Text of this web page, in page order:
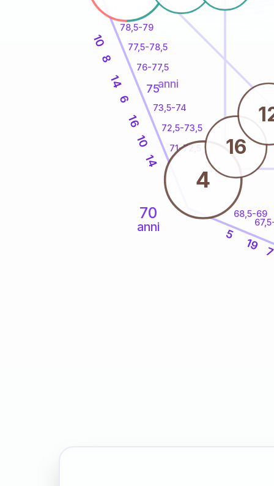
70
anni
68,5-69
71-72,5
72,5-73,5
73,5-74
76-77,5
77,5-78,5
78,5-79
7
19
5
14
10
16
6
14
8
10
4
16
75anni